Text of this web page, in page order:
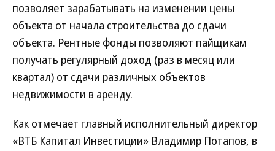
позволяет зарабатывать на изменении цены
объекта от начала строительства до сдачи
объекта. Рентные фонды позволяют пайщикам
получать регулярный доход (раз в месяц или
квартал) от сдачи различных объектов
недвижимости в аренду.
Как отмечает главный исполнительный директор
«ВТБ Капитал Инвестиции» Владимир Потапов, в